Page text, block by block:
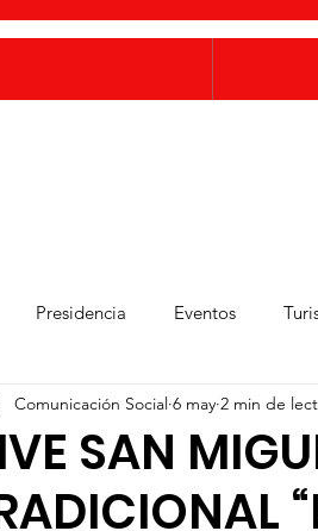
Presidencia Eventos
y Alcantarillado Deporte
Administración Pública
SAN
Comunicación Social 6 may 2 min de